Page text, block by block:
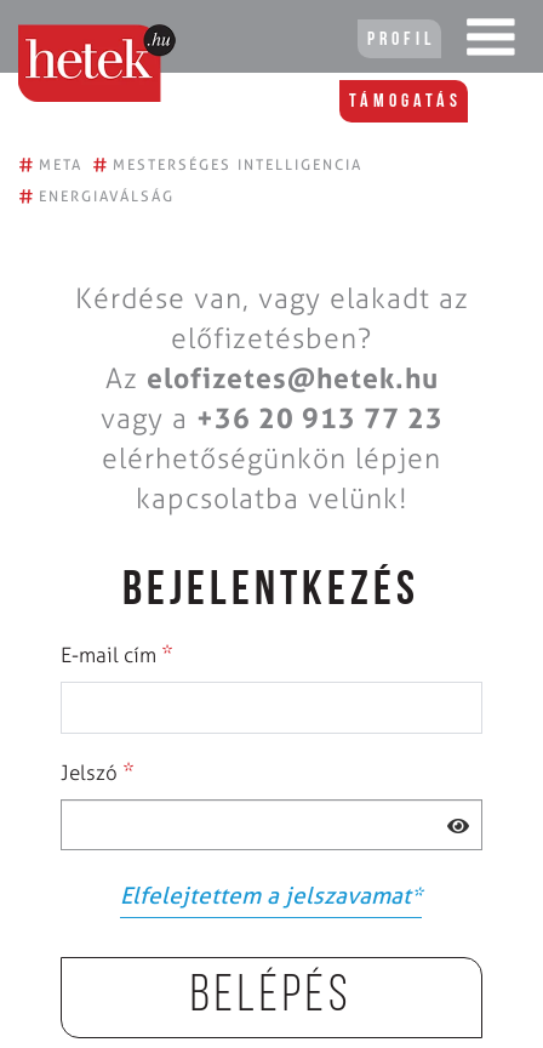
Profil
Támogatás
# META # MESTERSÉGES INTELLIGENCIA
# ENERGIAVÁLSÁG
Kérdése van, vagy elakadt az
előfizetésben?
Az elofizetes@hetek.hu
vagy a +36 20 913 77 23
elérhetőségünkön lépjen
kapcsolatba velünk!
BEJELENTKEZÉS
E-mail cím *
Jelszó *
Elfelejtettem a jelszavamat*
Belépés